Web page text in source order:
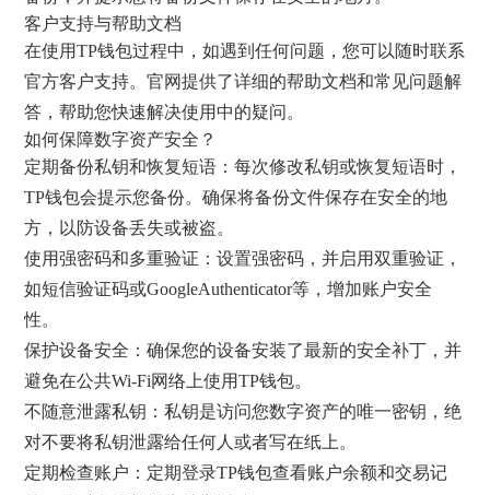
客户支持与帮助文档
在使用TP钱包过程中，如遇到任何问题，您可以随时联系
官方客户支持。官网提供了详细的帮助文档和常见问题解
答，帮助您快速解决使用中的疑问。
如何保障数字资产安全？
定期备份私钥和恢复短语：每次修改私钥或恢复短语时，
TP钱包会提示您备份。确保将备份文件保存在安全的地
方，以防设备丢失或被盗。
使用强密码和多重验证：设置强密码，并启用双重验证，
如短信验证码或GoogleAuthenticator等，增加账户安全
性。
保护设备安全：确保您的设备安装了最新的安全补丁，并
避免在公共Wi-Fi网络上使用TP钱包。
不随意泄露私钥：私钥是访问您数字资产的唯一密钥，绝
对不要将私钥泄露给任何人或者写在纸上。
定期检查账户：定期登录TP钱包查看账户余额和交易记